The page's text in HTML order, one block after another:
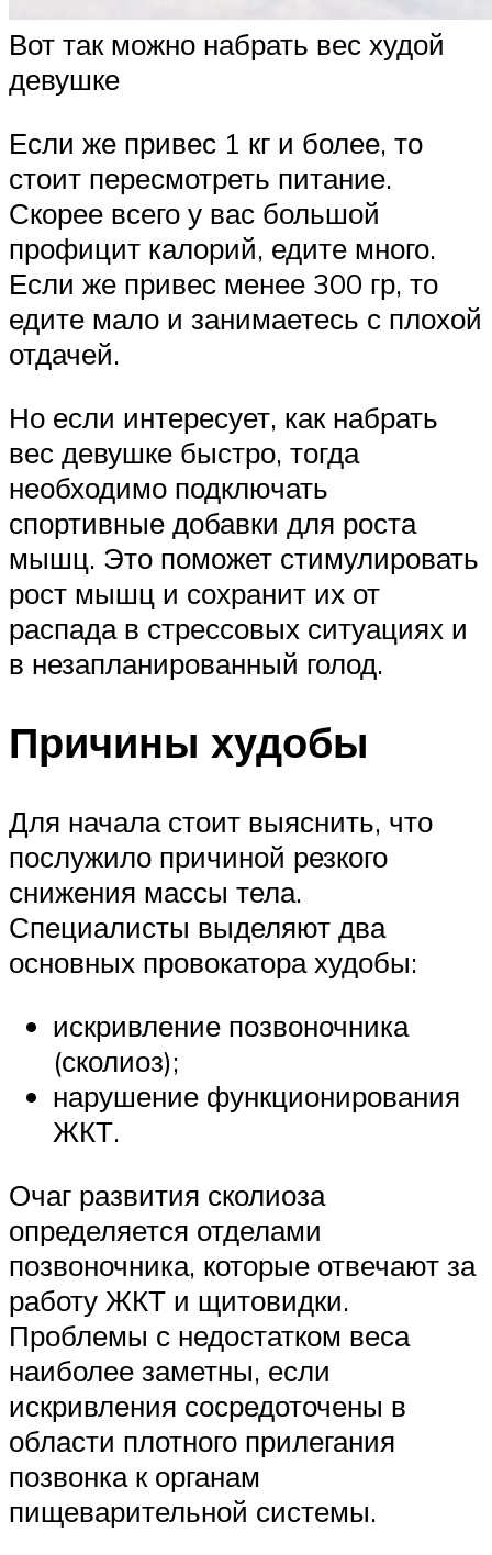
Вот так можно набрать вес худой
девушке
Если же привес 1 кг и более, то
стоит пересмотреть питание.
Скорее всего у вас большой
профицит калорий, едите много.
Если же привес менее 300 гр, то
едите мало и занимаетесь с плохой
отдачей.
Но если интересует, как набрать
вес девушке быстро, тогда
необходимо подключать
спортивные добавки для роста
мышц. Это поможет стимулировать
рост мышц и сохранит их от
распада в стрессовых ситуациях и
в незапланированный голод.
Причины худобы
Для начала стоит выяснить, что
послужило причиной резкого
снижения массы тела.
Специалисты выделяют два
основных провокатора худобы:
искривление позвоночника
(сколиоз);
нарушение функционирования
ЖКТ.
Очаг развития сколиоза
определяется отделами
позвоночника, которые отвечают за
работу ЖКТ и щитовидки.
Проблемы с недостатком веса
наиболее заметны, если
искривления сосредоточены в
области плотного прилегания
позвонка к органам
пищеварительной системы.